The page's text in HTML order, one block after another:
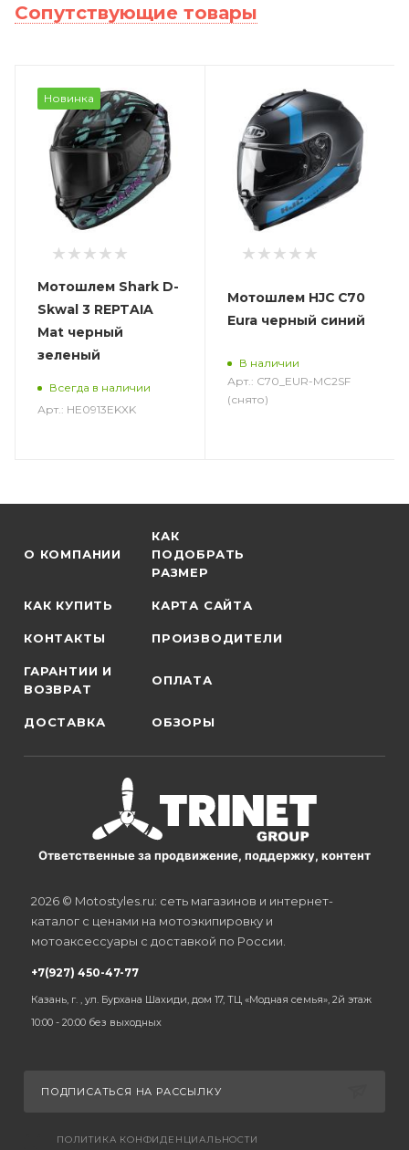
Сопутствующие товары
Новинка
Мотошлем Shark D-
Skwal 3 REPTAIA
Mat черный
зеленый
Всегда в наличии
Арт.: HE0913EKXK
Мотошлем HJC C70
Eura черный синий
В наличии
Арт.: C70_EUR-MC2SF
(снято)
О КОМПАНИИ
КАК
ПОДОБРАТЬ
РАЗМЕР
КАК КУПИТЬ КАРТА САЙТА
КОНТАКТЫ ПРОИЗВОДИТЕЛИ
ГАРАНТИИ И
ВОЗВРАТ
ОПЛАТА
ДОСТАВКА ОБЗОРЫ
Ответственные за продвижение, поддержку, контент
2026 © Motostyles.ru: сеть магазинов и интернет-
каталог с ценами на мотоэкипировку и
мотоаксессуары с доставкой по России.
+7(927) 450-47-77
Казань, г. , ул. Бурхана Шахиди, дом 17, ТЦ «Модная семья», 2й этаж
10:00 - 20:00 без выходных
ПОДПИСАТЬСЯ НА РАССЫЛКУ
ПОЛИТИКА КОНФИДЕНЦИАЛЬНОСТИ